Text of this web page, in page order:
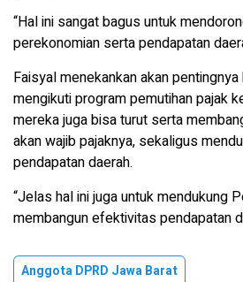
“Hal ini sangat bagus untuk
perekonomian serta pendapatan
Faisyal menekankan akan
mengikuti program pemutihan pajak
mereka juga bisa turut serta
akan wajib pajaknya, sekaligus
pendapatan daerah.
“Jelas hal ini juga untuk mendukung
membangun efektivitas pendapatan
Anggota DPRD Jawa Barat